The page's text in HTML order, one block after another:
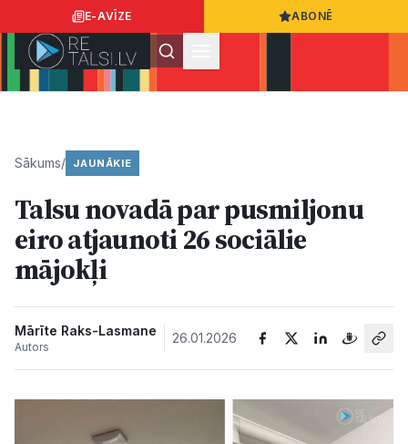
E-AVĪZE ABONĒ
Ziņas
Dzīvesstils
Sākums/ JAUNĀKIE
Talsu novadā par pusmiljonu
eiro atjaunoti 26 sociālie
mājokļi
Mārīte Raks-Lasmane
Autors
26.01.2026